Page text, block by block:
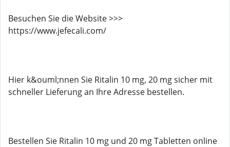
Besuchen Sie die Website >>>
https://www.jefecali.com/
Hier k&ouml;nnen Sie Ritalin 10 mg, 20 mg sicher mit
schneller Lieferung an Ihre Adresse bestellen.
Bestellen Sie Ritalin 10 mg und 20 mg Tabletten online